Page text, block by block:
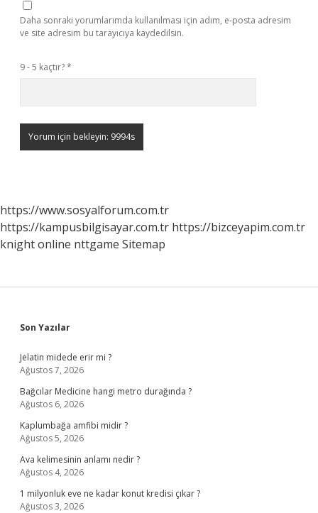
Daha sonraki yorumlarımda kullanılması için adım, e-posta adresim
ve site adresim bu tarayıcıya kaydedilsin.
9 - 5 kaçtır?*
https://www.sosyalforum.com.tr
https://kampusbilgisayar.com.tr https://bizceyapim.com.tr
knight online nttgame Sitemap
Sidebar
Son Yazılar
Jelatin midede erir mi ?
Ağustos 7, 2026
Bağcılar Medicine hangi metro durağında ?
Ağustos 6, 2026
Kaplumbağa amfibi midir ?
Ağustos 5, 2026
Ava kelimesinin anlamı nedir ?
Ağustos 4, 2026
1 milyonluk eve ne kadar konut kredisi çıkar ?
Ağustos 3, 2026